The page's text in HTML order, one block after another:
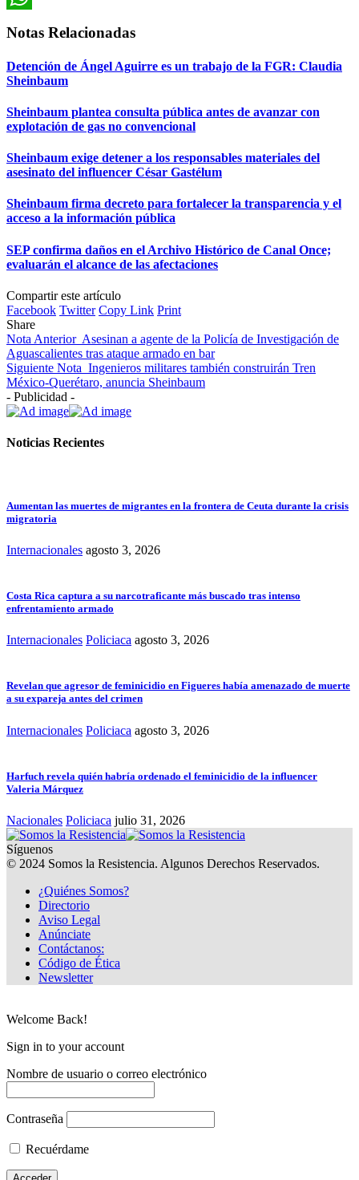
Notas Relacionadas
Detención de Ángel Aguirre es un trabajo de la FGR: Claudia
Sheinbaum
Sheinbaum plantea consulta pública antes de avanzar con
explotación de gas no convencional
Sheinbaum exige detener a los responsables materiales del
asesinato del influencer César Gastélum
Sheinbaum firma decreto para fortalecer la transparencia y el
acceso a la información pública
SEP confirma daños en el Archivo Histórico de Canal Once;
evaluarán el alcance de las afectaciones
Compartir este artículo
Facebook Twitter Copy Link Print
Share
Nota Anterior Asesinan a agente de la Policía de Investigación de
Aguascalientes tras ataque armado en bar
Siguiente Nota Ingenieros militares también construirán Tren
México-Querétaro, anuncia Sheinbaum
- Publicidad -
Noticias Recientes
Aumentan las muertes de migrantes en la frontera de Ceuta durante la crisis
migratoria
Internacionales agosto 3, 2026
Costa Rica captura a su narcotraficante más buscado tras intenso
enfrentamiento armado
Internacionales Policiaca agosto 3, 2026
Revelan que agresor de feminicidio en Figueres había amenazado de muerte
a su expareja antes del crimen
Internacionales Policiaca agosto 3, 2026
Harfuch revela quién habría ordenado el feminicidio de la influencer
Valeria Márquez
Nacionales Policiaca julio 31, 2026
Síguenos
© 2024 Somos la Resistencia. Algunos Derechos Reservados.
¿Quiénes Somos?
Directorio
Aviso Legal
Anúnciate
Contáctanos:
Código de Ética
Newsletter
Welcome Back!
Sign in to your account
Nombre de usuario o correo electrónico
Contraseña
Recuérdame